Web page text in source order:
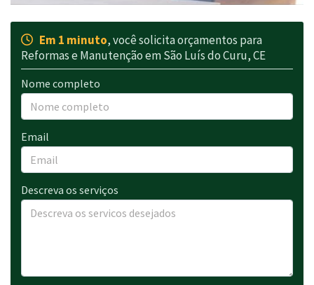
Em 1 minuto, você solicita orçamentos para
Reformas e Manutenção em São Luís do Curu, CE
Nome completo
Email
Descreva os serviços